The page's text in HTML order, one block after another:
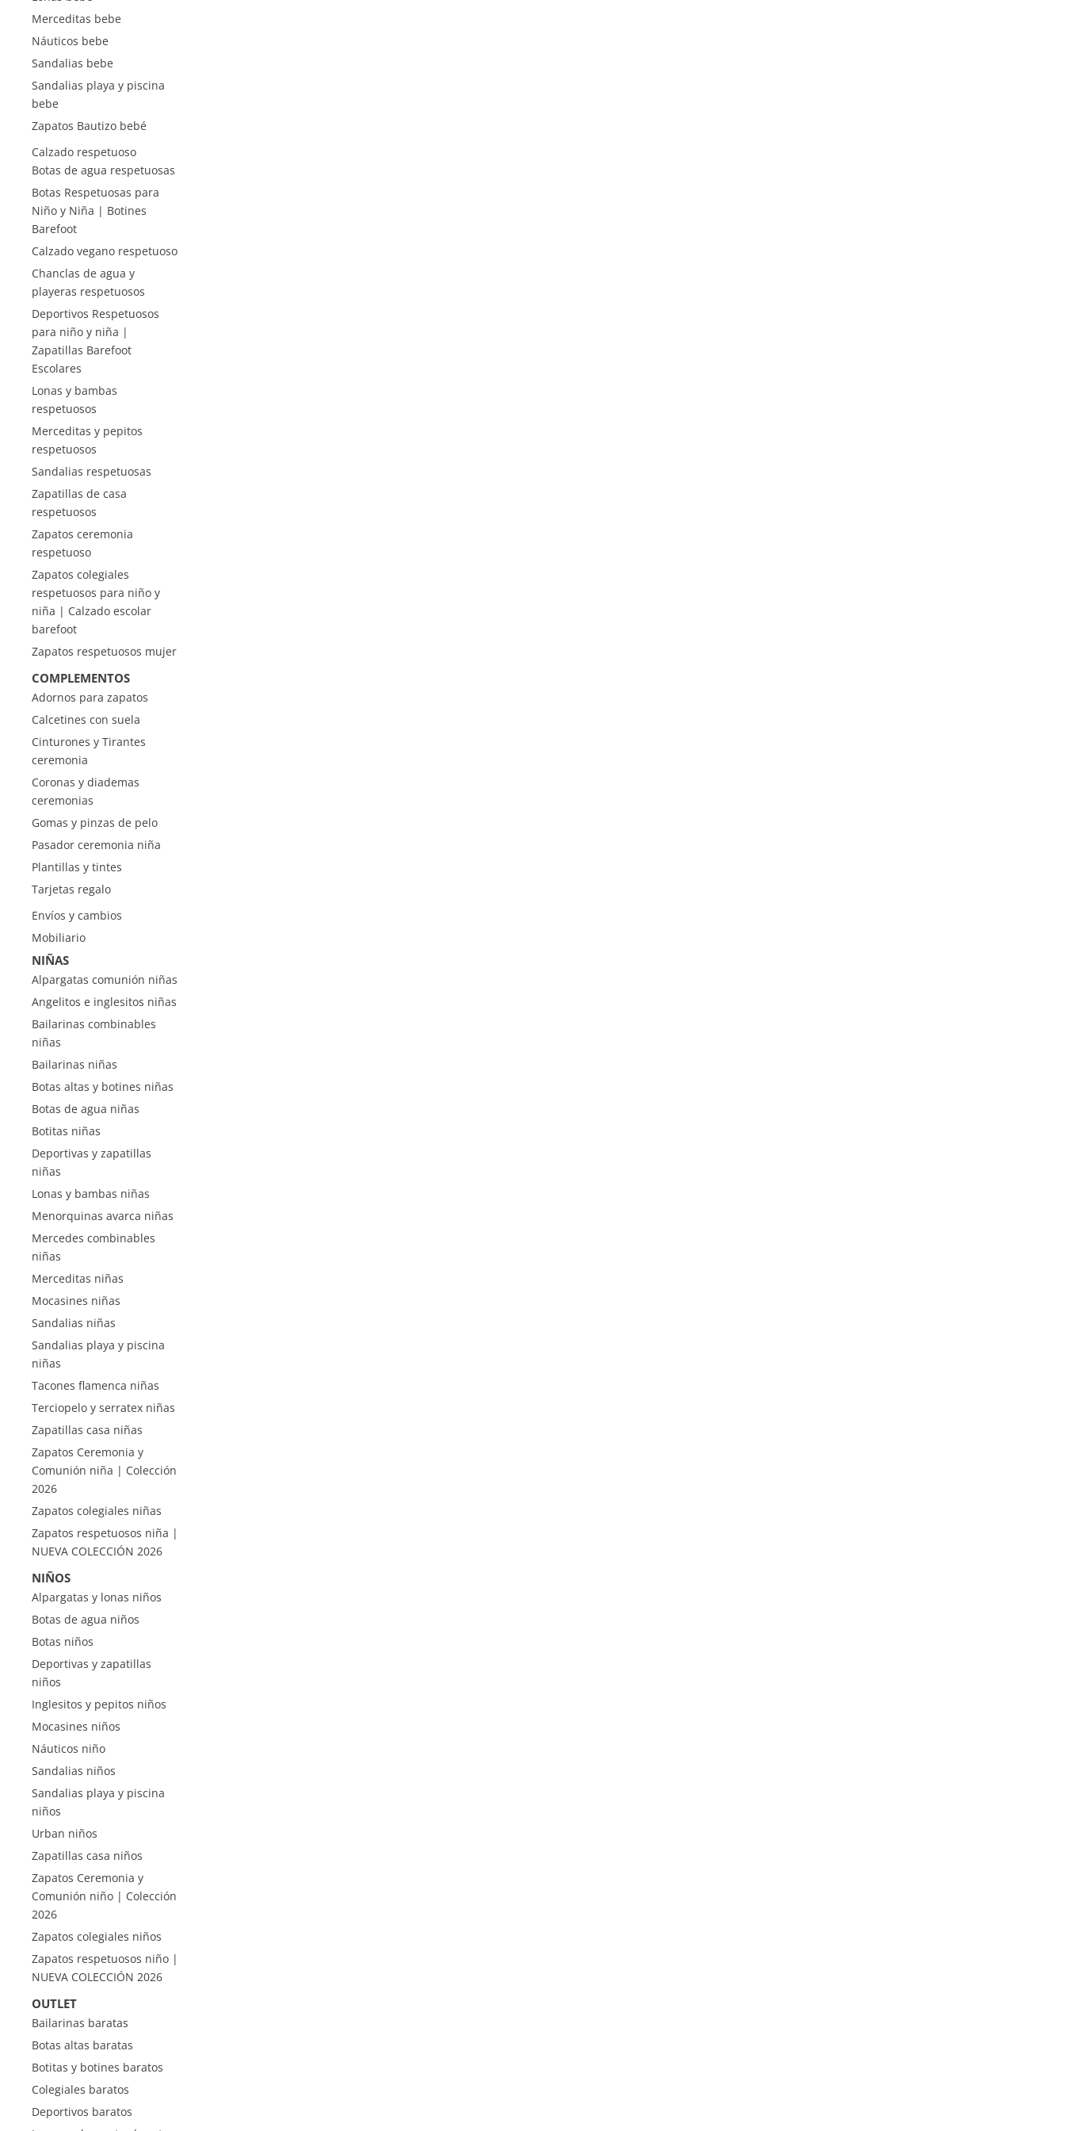
Merceditas bebe
Náuticos bebe
Sandalias bebe
Sandalias playa y piscina
bebe
Zapatos Bautizo bebé
Calzado respetuoso
Botas de agua respetuosas
Botas Respetuosas para
Niño y Niña | Botines
Barefoot
Calzado vegano respetuoso
Chanclas de agua y
playeras respetuosos
Deportivos Respetuosos
para niño y niña |
Zapatillas Barefoot
Escolares
Lonas y bambas
respetuosos
Merceditas y pepitos
respetuosos
Sandalias respetuosas
Zapatillas de casa
respetuosos
Zapatos ceremonia
respetuoso
Zapatos colegiales
respetuosos para niño y
niña | Calzado escolar
barefoot
Zapatos respetuosos mujer
COMPLEMENTOS
Adornos para zapatos
Calcetines con suela
Cinturones y Tirantes
ceremonia
Coronas y diademas
ceremonias
Gomas y pinzas de pelo
Pasador ceremonia niña
Plantillas y tintes
Tarjetas regalo
Envíos y cambios
Mobiliario
NIÑAS
Alpargatas comunión niñas
Angelitos e inglesitos niñas
Bailarinas combinables
niñas
Bailarinas niñas
Botas altas y botines niñas
Botas de agua niñas
Botitas niñas
Deportivas y zapatillas
niñas
Lonas y bambas niñas
Menorquinas avarca niñas
Mercedes combinables
niñas
Merceditas niñas
Mocasines niñas
Sandalias niñas
Sandalias playa y piscina
niñas
Tacones flamenca niñas
Terciopelo y serratex niñas
Zapatillas casa niñas
Zapatos Ceremonia y
Comunión niña | Colección
2026
Zapatos colegiales niñas
Zapatos respetuosos niña |
NUEVA COLECCIÓN 2026
NIÑOS
Alpargatas y lonas niños
Botas de agua niños
Botas niños
Deportivas y zapatillas
niños
Inglesitos y pepitos niños
Mocasines niños
Náuticos niño
Sandalias niños
Sandalias playa y piscina
niños
Urban niños
Zapatillas casa niños
Zapatos Ceremonia y
Comunión niño | Colección
2026
Zapatos colegiales niños
Zapatos respetuosos niño |
NUEVA COLECCIÓN 2026
OUTLET
Bailarinas baratas
Botas altas baratas
Botitas y botines baratos
Colegiales baratos
Deportivos baratos